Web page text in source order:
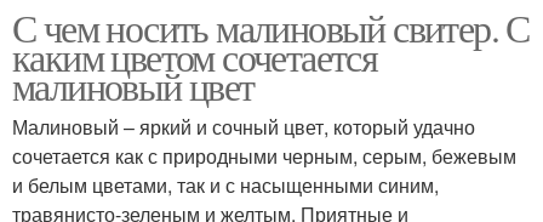
С чем носить малиновый свитер. С
каким цветом сочетается
малиновый цвет
Малиновый – яркий и сочный цвет, который удачно
сочетается как с природными черным, серым, бежевым
и белым цветами, так и с насыщенными синим,
травянисто-зеленым и желтым. Приятные и